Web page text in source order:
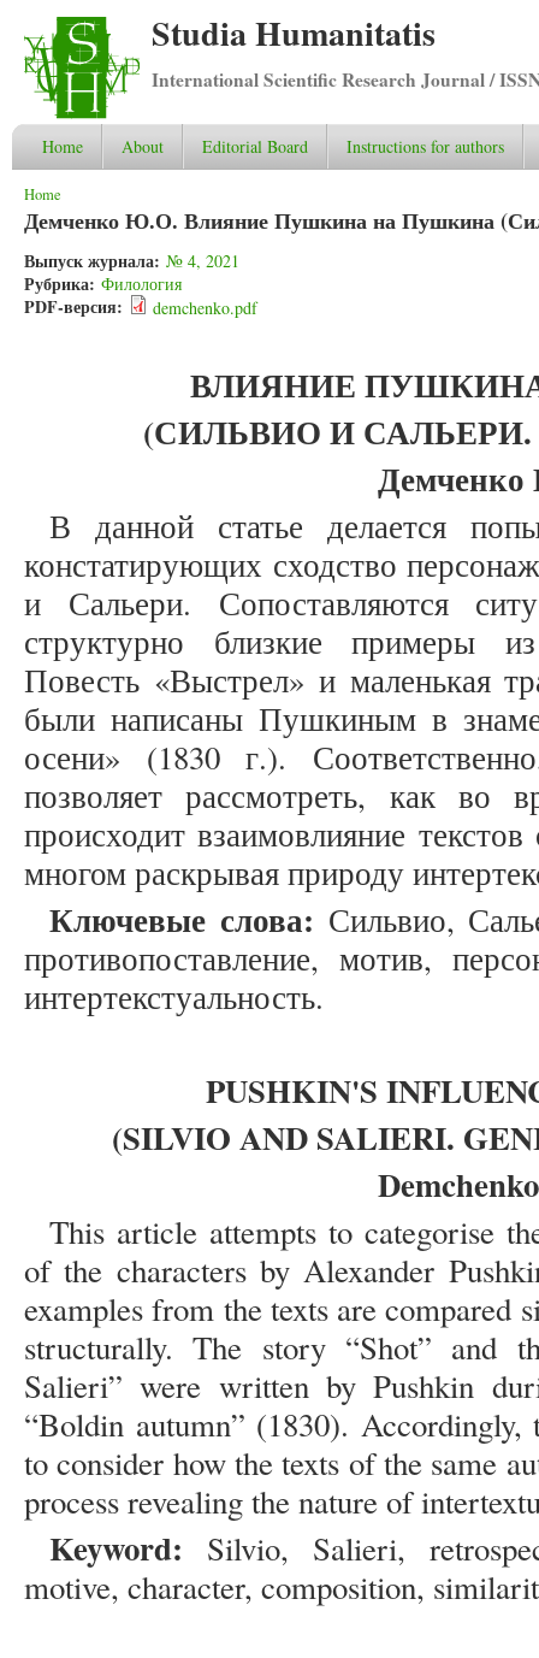
Studia Humanitatis
International Scientific Research Journal /
Home About Editorial Board Instructions for authors
You are here
Home
Демченко Ю.О. Влияние Пушкина на Пушкина
Выпуск журнала: № 4, 2021
Рубрика: Филология
PDF-версия: demchenko.pdf
ВЛИЯНИЕ
(СИЛЬВИО И
В данной статье делается
констатирующих сходство
и Сальери. Сопоставляются
структурно близкие примеры
Повесть «Выстрел» и маленькая
были написаны Пушкиным в
осени» (1830 г.).
позволяет рассмотреть, как во
происходит взаимовлияние
многом раскрывая природу
Ключевые слова: Сильвио,
противопоставление, мотив,
интертекстуальность.
PUSHKIN'S
(SILVIO AND SALIERI.
This article attempts to categorise
of the characters by Alexander
examples from the texts are compared
structurally. The story “Shot” and
Salieri” were written by Pushkin
“Boldin autumn” (1830). Accordingly,
to consider how the texts of the same
process revealing the nature of
Keyword: Silvio, Salieri,
motive, character, composition,